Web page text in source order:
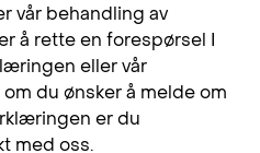
vår behandling av
å rette en forespørsel I
eller vår
du ønsker å melde om
er du
med oss.